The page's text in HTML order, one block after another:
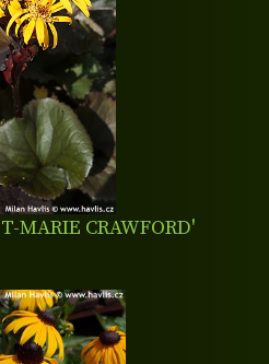
MARIE CRAWFORD'